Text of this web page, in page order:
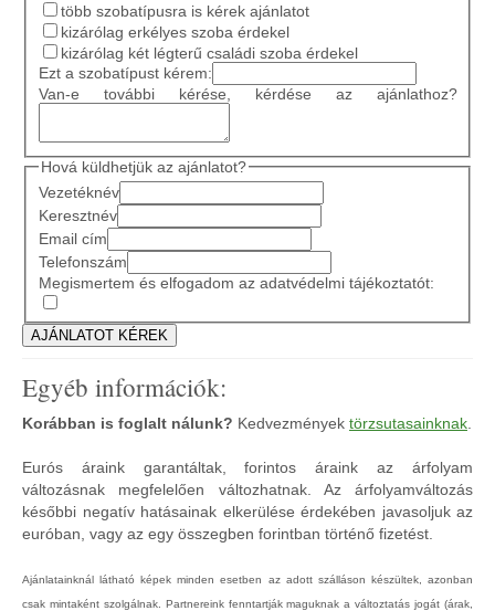
több szobatípusra is kérek ajánlatot
kizárólag erkélyes szoba érdekel
kizárólag két légterű családi szoba érdekel
Ezt a szobatípust kérem:
Van-e további kérése, kérdése az ajánlathoz?
Hová küldhetjük az ajánlatot?
Vezetéknév
Keresztnév
Email cím
Telefonszám
Megismertem és elfogadom az adatvédelmi tájékoztatót:
Egyéb információk:
Korábban is foglalt nálunk? Kedvezmények törzsutasainknak.
Eurós áraink garantáltak, forintos áraink az árfolyam
változásnak megfelelően változhatnak. Az árfolyamváltozás
későbbi negatív hatásainak elkerülése érdekében javasoljuk az
euróban, vagy az egy összegben forintban történő fizetést.
Ajánlatainknál látható képek minden esetben az adott szálláson készültek, azonban
csak mintaként szolgálnak. Partnereink fenntartják maguknak a változtatás jogát (árak,